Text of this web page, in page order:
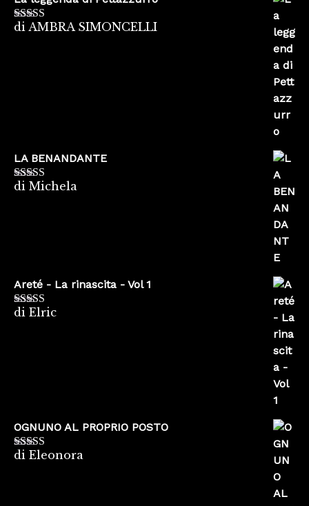
Valutato5su
di AMBRA SIMONCELLI
LA BENANDANTE
Valutato5su
di Michela
Areté - La rinascita - Vol 1
Valutato5
di Elric
OGNUNO AL PROPRIO POSTO
Valutato5su
di Eleonora